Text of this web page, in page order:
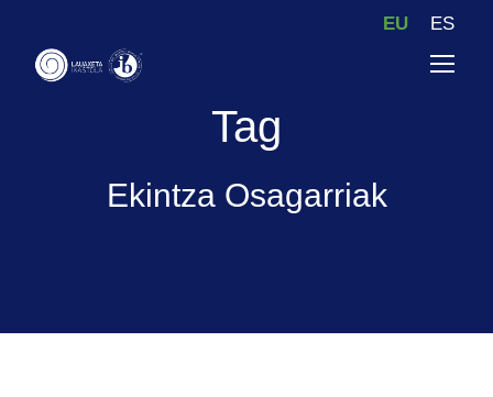
EU ES
Tag
Ekintza Osagarriak